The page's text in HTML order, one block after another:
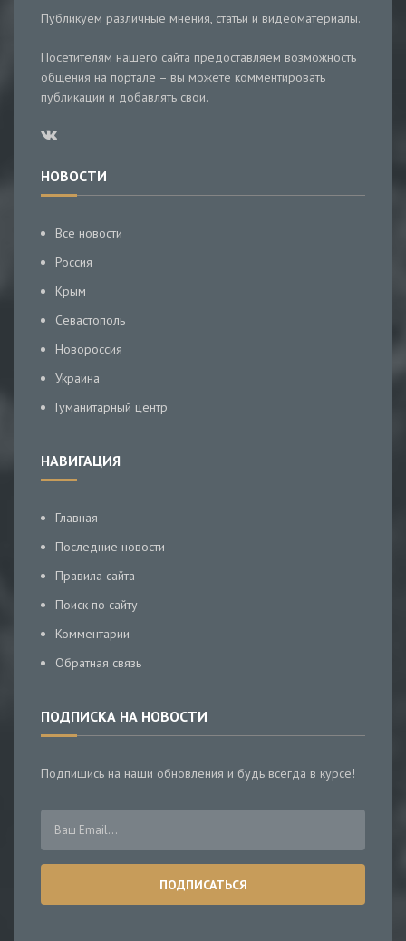
Публикуем различные мнения, статьи и видеоматериалы.
Посетителям нашего сайта предоставляем возможность
общения на портале – вы можете комментировать
публикации и добавлять свои.
НОВОСТИ
Все новости
Россия
Крым
Севастополь
Новороссия
Украина
Гуманитарный центр
НАВИГАЦИЯ
Главная
Последние новости
Правила сайта
Поиск по сайту
Комментарии
Обратная связь
ПОДПИСКА НА НОВОСТИ
Подпишись на наши обновления и будь всегда в курсе!